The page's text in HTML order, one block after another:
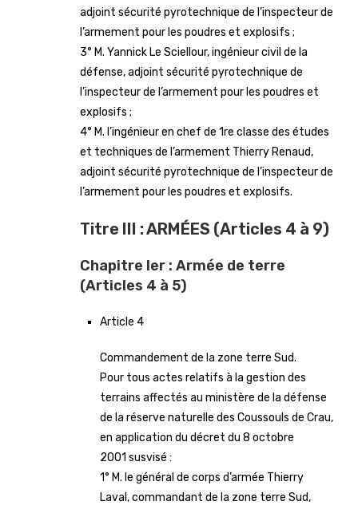
adjoint sécurité pyrotechnique de l’inspecteur de
l’armement pour les poudres et explosifs ;
3° M. Yannick Le Sciellour, ingénieur civil de la
défense, adjoint sécurité pyrotechnique de
l’inspecteur de l’armement pour les poudres et
explosifs ;
4° M. l’ingénieur en chef de 1re classe des études
et techniques de l’armement Thierry Renaud,
adjoint sécurité pyrotechnique de l’inspecteur de
l’armement pour les poudres et explosifs.
Titre III : ARMÉES (Articles 4 à 9)
Chapitre Ier : Armée de terre
(Articles 4 à 5)
Article 4
Commandement de la zone terre Sud.
Pour tous actes relatifs à la gestion des
terrains affectés au ministère de la défense
de la réserve naturelle des Coussouls de Crau,
en application du décret du 8 octobre
2001 susvisé :
1° M. le général de corps d’armée Thierry
Laval, commandant de la zone terre Sud,